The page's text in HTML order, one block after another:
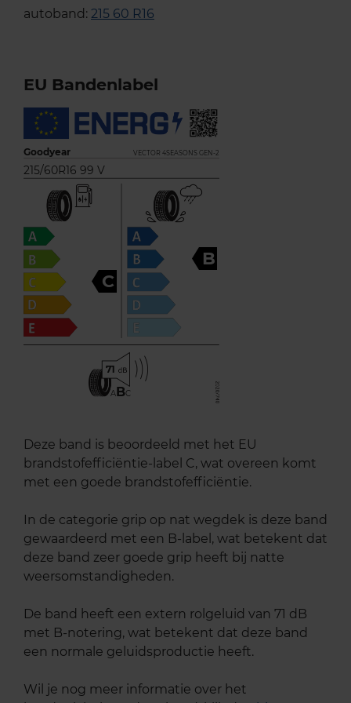
autoband: 215 60 R16
EU Bandenlabel
Goodyear VECTOR 4SEASONS GEN-2
215/60R16 99 V
C
B
71
ABC
Deze band is beoordeeld met het EU
brandstofefficiëntie-label C, wat overeen komt
met een goede brandstofefficiëntie.
In de categorie grip op nat wegdek is deze band
gewaardeerd met een B-label, wat betekent dat
deze band zeer goede grip heeft bij natte
weersomstandigheden.
De band heeft een extern rolgeluid van 71 dB
met B-notering, wat betekent dat deze band
een normale geluidsproductie heeft.
Wil je nog meer informatie over het